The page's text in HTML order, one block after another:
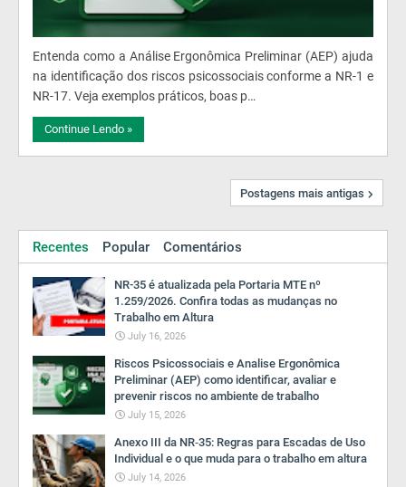
Entenda como a Análise Ergonômica Preliminar (AEP) ajuda
na identificação dos riscos psicossociais conforme a NR-1 e
NR-17. Veja exemplos práticos, boas p…
Continue Lendo »
Postagens mais antigas
Recentes Popular Comentários
NR-35 é atualizada pela Portaria MTE nº
1.259/2026. Confira todas as mudanças no
Trabalho em Altura
July 16, 2026
Riscos Psicossociais e Analise Ergonômica
Preliminar (AEP) como identificar, avaliar e
prevenir riscos no ambiente de trabalho
July 15, 2026
Anexo III da NR‑35: Regras para Escadas de Uso
Individual e o que muda para o trabalho em altura
July 14, 2026